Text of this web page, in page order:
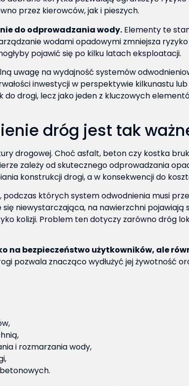
przez kierowców, jak i pieszych.
do odprowadzania wody. Elementy te
wodami opadowymi zmniejsza
pojawić się po kilku latach eksploatacji.
uwagę na wydajność systemów
inwestycji w perspektywie kilkunastu
drogi, lecz jako jeden z kluczowych
dróg jest tak
drogowej. Choć asfalt, beton czy kostka
zależy od skutecznego odprowadzania
konstrukcji drogi, a w konsekwencji do
których system odwodnienia musi
niewystarczająca, na nawierzchni pojawiają
kolizji. Problem ten dotyczy zarówno dróg
na bezpieczeństwo użytkowników, ale
pozwala znacząco wydłużyć jej żywotność
i rozmarzania wody,